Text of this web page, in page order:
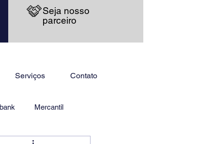
Seja nosso
parceiro
Serviços Contato
Mercantil